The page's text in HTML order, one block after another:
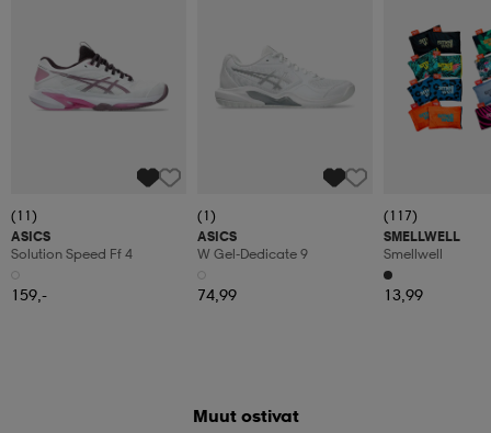
(11)
ASICS
Solution Speed Ff 4
159,-
(1)
ASICS
W Gel-Dedicate 9
74,99
(117)
SMELLWELL
Smellwell
13,99
Muut ostivat